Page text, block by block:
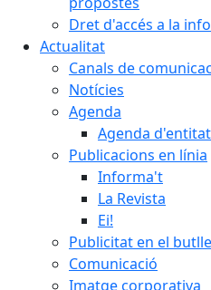
Dret d'accés a la
Actualitat
Canals de
Notícies
Agenda
Agenda
Publicacions en línia
Informa't
La Revista
Ei!
Publicitat en el
Comunicació
Imatge corporativa